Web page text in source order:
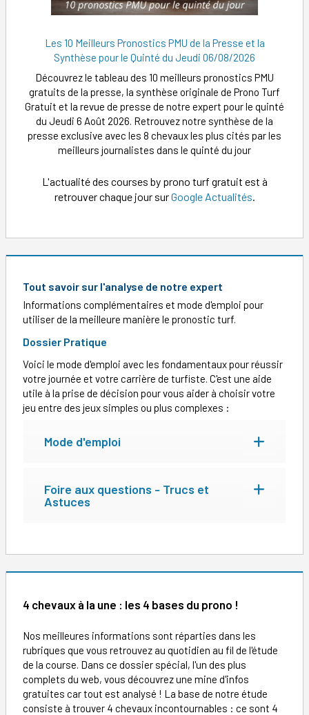
Les 10 Meilleurs Pronostics PMU de la Presse et la
Synthèse pour le Quinté du Jeudi 06/08/2026
Découvrez le tableau des 10 meilleurs pronostics PMU
gratuits de la presse, la synthèse originale de Prono Turf
Gratuit et la revue de presse de notre expert pour le quinté
du Jeudi 6 Août 2026. Retrouvez notre synthèse de la
presse exclusive avec les 8 chevaux les plus cités par les
meilleurs journalistes dans le quinté du jour
L'actualité des courses by prono turf gratuit est à
retrouver chaque jour surGoogle Actualités.
Tout savoir sur l'analyse de notre expert
Informations complémentaires et mode d'emploi pour
utiliser de la meilleure manière le pronostic turf.
Dossier Pratique
Voici le mode d'emploi avec les fondamentaux pour réussir
votre journée et votre carrière de turfiste. C'est une aide
utile à la prise de décision pour vous aider à choisir votre
jeu entre des jeux simples ou plus complexes :
Mode d'emploi
Foire aux questions - Trucs et
Astuces
4 chevaux à la une : les 4 bases du prono !
Nos meilleures informations sont réparties dans les
rubriques que vous retrouvez au quotidien au fil de l'étude
de la course. Dans ce dossier spécial, l'un des plus
complets du web, vous découvrez une mine d'infos
gratuites car tout est analysé ! La base de notre étude
consiste à trouver 4 chevaux incontournables : ce sont 4